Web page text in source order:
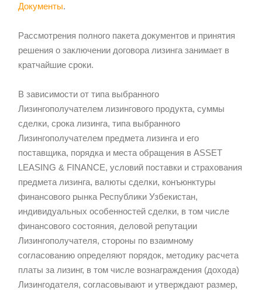
Документы.
Рассмотрения полного пакета документов и принятия
решения о заключении договора лизинга занимает в
кратчайшие сроки.
В зависимости от типа выбранного
Лизингополучателем лизингового продукта, суммы
сделки, срока лизинга, типа выбранного
Лизингополучателем предмета лизинга и его
поставщика, порядка и места обращения в ASSET
LEASING & FINANCE, условий поставки и страхования
предмета лизинга, валюты сделки, конъюнктуры
финансового рынка Республики Узбекистан,
индивидуальных особенностей сделки, в том числе
финансового состояния, деловой репутации
Лизингополучателя, стороны по взаимному
согласованию определяют порядок, методику расчета
платы за лизинг, в том числе вознаграждения (дохода)
Лизингодателя, согласовывают и утверждают размер,